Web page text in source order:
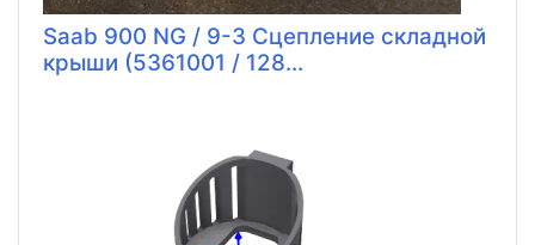
Saab 900 NG / 9-3 Сцепление складной
крыши (5361001 / 128...